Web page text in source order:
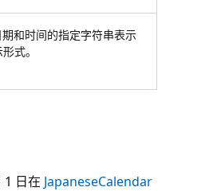
和时间的指定字符串表示
式。
1 日在 JapaneseCalendar